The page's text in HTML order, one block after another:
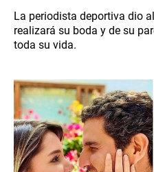
La periodista deportiva dio
realizará su boda y de su
toda su vida.